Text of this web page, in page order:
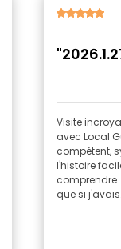
Visite
avec Local
compétent,
l'histoire
que si